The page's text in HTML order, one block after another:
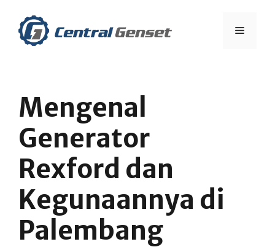
content
Menu
Mengenal
Generator
Rexford dan
Kegunaannya di
Palembang